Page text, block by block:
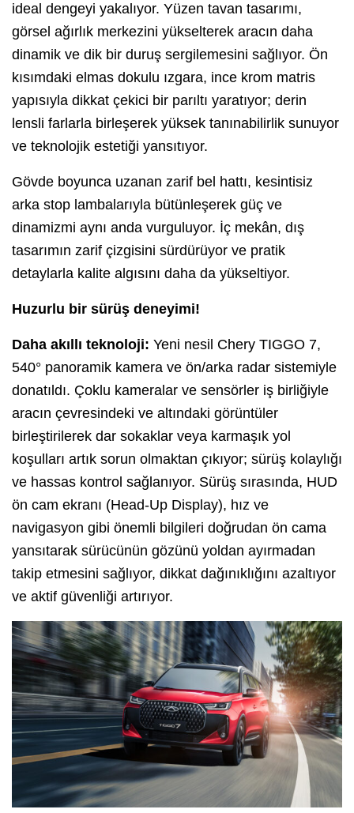
ideal dengeyi yakalıyor. Yüzen tavan tasarımı,
görsel ağırlık merkezini yükselterek aracın daha
dinamik ve dik bir duruş sergilemesini sağlıyor. Ön
kısımdaki elmas dokulu ızgara, ince krom matris
yapısıyla dikkat çekici bir parıltı yaratıyor; derin
lensli farlarla birleşerek yüksek tanınabilirlik sunuyor
ve teknolojik estetiği yansıtıyor.
Gövde boyunca uzanan zarif bel hattı, kesintisiz
arka stop lambalarıyla bütünleşerek güç ve
dinamizmi aynı anda vurguluyor. İç mekân, dış
tasarımın zarif çizgisini sürdürüyor ve pratik
detaylarla kalite algısını daha da yükseltiyor.
Huzurlu bir sürüş deneyimi!
Daha akıllı teknoloji: Yeni nesil Chery TIGGO 7,
540° panoramik kamera ve ön/arka radar sistemiyle
donatıldı. Çoklu kameralar ve sensörler iş birliğiyle
aracın çevresindeki ve altındaki görüntüler
birleştirilerek dar sokaklar veya karmaşık yol
koşulları artık sorun olmaktan çıkıyor; sürüş kolaylığı
ve hassas kontrol sağlanıyor. Sürüş sırasında, HUD
ön cam ekranı (Head-Up Display), hız ve
navigasyon gibi önemli bilgileri doğrudan ön cama
yansıtarak sürücünün gözünü yoldan ayırmadan
takip etmesini sağlıyor, dikkat dağınıklığını azaltıyor
ve aktif güvenliği artırıyor.